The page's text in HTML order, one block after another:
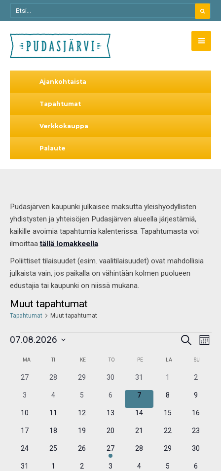
Ajankohtaista
Tapahtumat
Verkkokauppa
Palaute
Pudasjärven kaupunki julkaisee maksutta yleishyödyllisten
yhdistysten ja yhteisöjen Pudasjärven alueella järjestämiä,
kaikille avoimia tapahtumia kalenterissa. Tapahtumasta voi
ilmoittaatällä lomakkeella.
Poliittiset tilaisuudet (esim. vaalitilaisuudet) ovat mahdollisia
julkaista vain, jos paikalla on vähintään kolmen puolueen
edustajia tai kaupunki on niissä mukana.
Muut tapahtumat
Tapahtumat Muut tapahtumat
Tapahtumat
Etsi
Näkymät
Etsi
07.08.2026
Kalenteri
Tapahtumat
MA TI KE TO PE LA SU
0
27
0
28
0
29
0
30
0
31
0
1
0
2
0
3
0
4
0
5
0
tapahtumat
6
0
tapahtumat
7
0
8
0
9
010
011
012
013
014
015
016
017
018
019
0
20
0
21
0
22
0
23
0
24
0
25
0
tapahtumat
26
1
tapahtuma
27
0
28
0
29
0
30
0
31
01
1
2
0
3
0
4
0
5
0
6